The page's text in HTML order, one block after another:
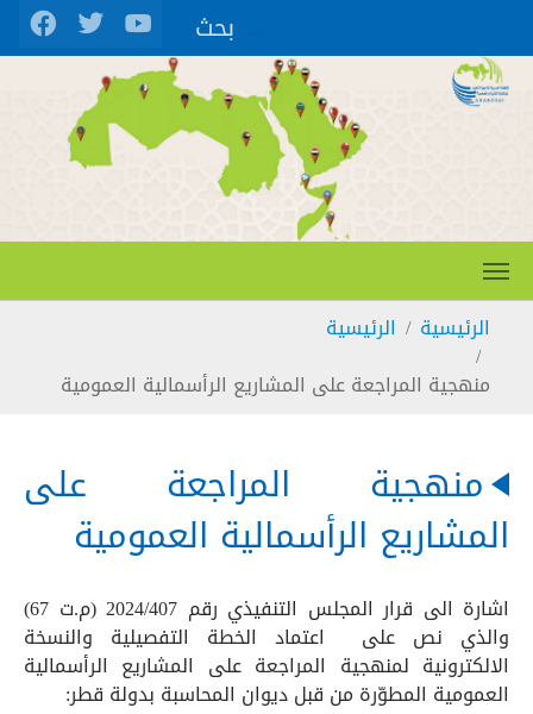
بحث
You are here:
الرئيسية
الرئيسية
منهجية المراجعة على المشاريع الرأسمالية العمومية
منهجية المراجعة على
المشاريع الرأسمالية العمومية
اشارة الى قرار المجلس التنفيذي رقم 2024/407 (م.ت 67)
والذي نص على اعتماد الخطة التفصيلية والنسخة
الالكترونية لمنهجية المراجعة على المشاريع الرأسمالية
العمومية المطوّرة من قبل ديوان المحاسبة بدولة قطر: